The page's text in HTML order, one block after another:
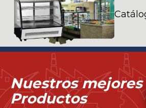
Nuestros mejores
Productos